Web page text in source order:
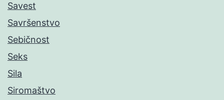
Savest
Savršenstvo
Sebičnost
Seks
Sila
Siromaštvo